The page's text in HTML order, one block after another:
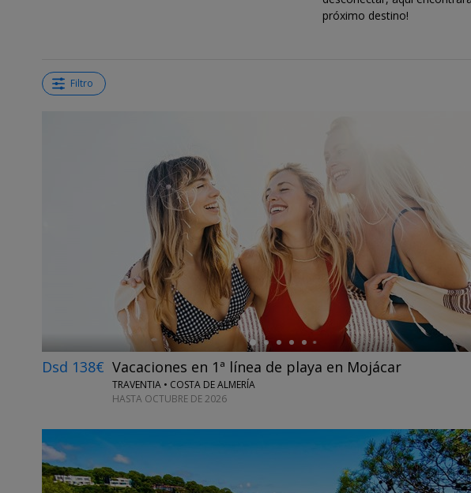
próximo destino!
Filtro
Dsd 138€ Vacaciones en 1ª línea de playa en Mojácar
TRAVENTIA • COSTA DE ALMERÍA
HASTA OCTUBRE DE 2026